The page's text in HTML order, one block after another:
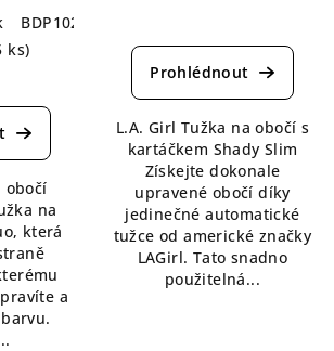
BDP102 Charcoal
ks)
obočí
na
která
a
hodnocení
produktu
z
5
hvězdiček.
L.A. Girl Tužka na obočí s
kartáčkem Shady Slim
Získejte dokonale
upravené obočí díky
jedinečné automatické
tužce od americké značky
LAGirl. Tato snadno
použitelná...